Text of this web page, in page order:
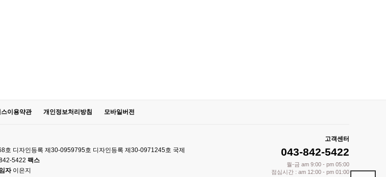
이용약관 개인정보처리방침 모바일버전
디자인등록 제30-0959795호 디자인등록 제30-0971245호 국제
5422 팩스
자이은지
고객센터
043-842-5422
월-금 am 9:00 - pm 05:00
점심시간 : am 12:00 - pm 01:00